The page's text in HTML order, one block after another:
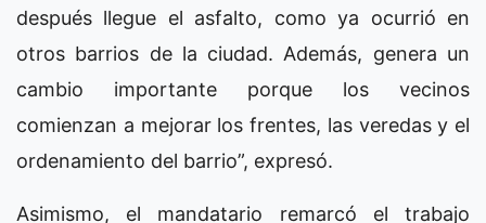
después llegue el asfalto, como ya ocurrió en
otros barrios de la ciudad. Además, genera un
cambio importante porque los vecinos
comienzan a mejorar los frentes, las veredas y el
ordenamiento del barrio”, expresó.
Asimismo, el mandatario remarcó el trabajo